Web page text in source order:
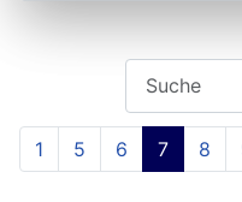
1 5 6 7 8